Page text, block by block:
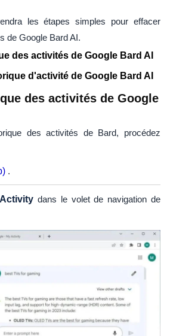
les étapes simples pour effacer
de Google Bard AI.
des activités de Google Bard AI
d'activité de Google Bard AI
des activités de Google
des activités de Bard, procédez
.
dans le volet de navigation de